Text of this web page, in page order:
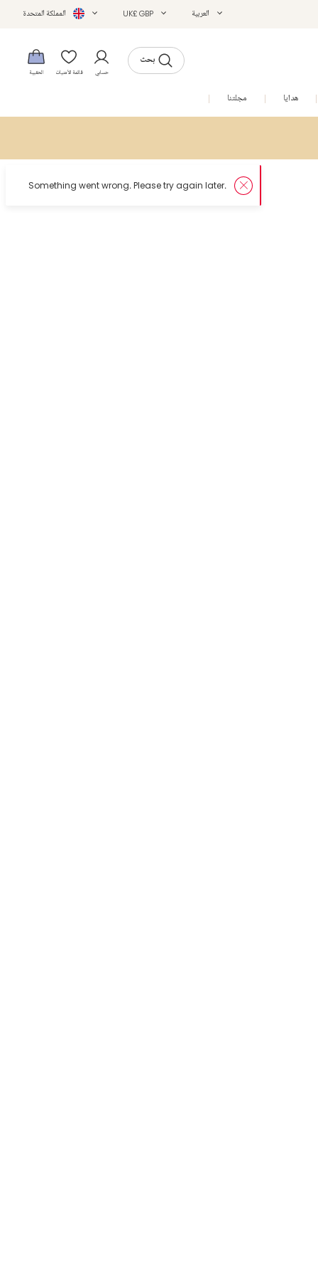
العربية UK£ GBP المملكة المتحدة
بحث
حسابي قائمة الأمنيات الحقيبة
هدايا مجلتنا